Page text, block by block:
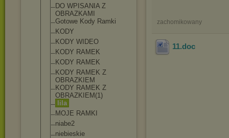
DO WPISANIA Z
OBRAZKAMI
Gotowe Kody Ramki
KODY
KODY WIDEO
KODY RAMEK
KODY RAMEK
KODY RAMEK Z
OBRAZKIEM
KODY RAMEK Z
OBRAZKIEM(1)
lila
MOJE RAMKI
niabe2
niebieskie
zachomikowany
11.doc